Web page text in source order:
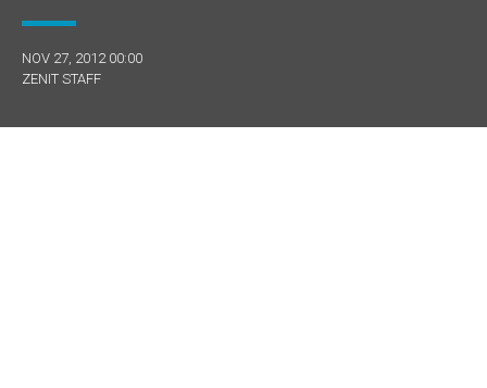
NOV 27, 2012 00:00
ZENIT STAFF